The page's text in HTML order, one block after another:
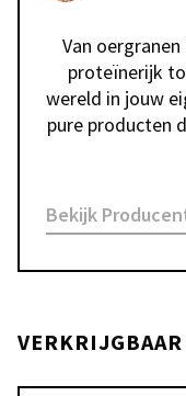
Van
proteïnerijk
wereld in jouw
pure producten
Bekijk